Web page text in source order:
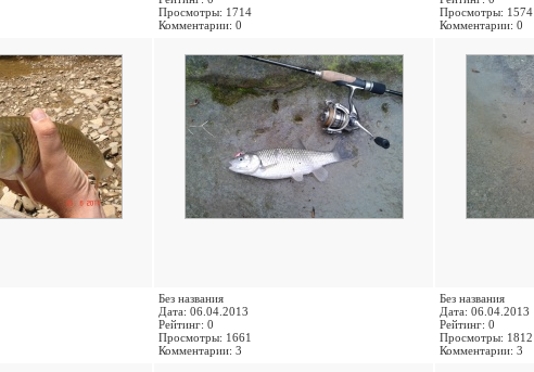
Просмотры: 1714
Комментарии: 0
Просмотры: 1574
Комментарии: 0
Без названия
Дата: 06.04.2013
Рейтинг: 0
Просмотры: 1661
Комментарии: 3
Без названия
Дата: 06.04.2013
Рейтинг: 0
Просмотры: 1812
Комментарии: 3